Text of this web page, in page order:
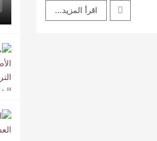
اقرأ المزيد...